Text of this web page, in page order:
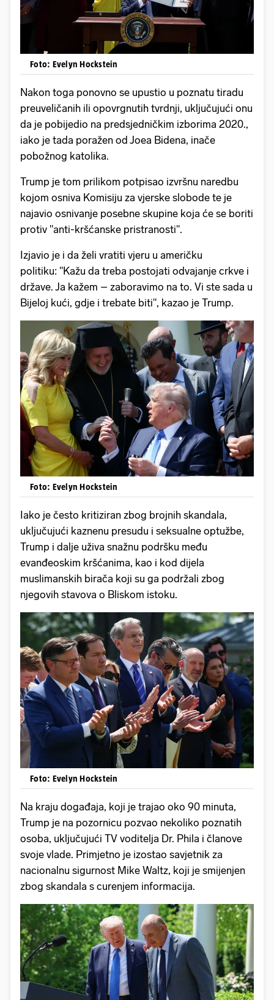
Foto: Evelyn Hockstein
Nakon toga ponovno se upustio u poznatu tiradu
preuveličanih ili opovrgnutih tvrdnji, uključujući onu
da je pobijedio na predsjedničkim izborima 2020.,
iako je tada poražen od Joea Bidena, inače
pobožnog katolika.
Trump je tom prilikom potpisao izvršnu naredbu
kojom osniva Komisiju za vjerske slobode te je
najavio osnivanje posebne skupine koja će se boriti
protiv "anti-kršćanske pristranosti".
Izjavio je i da želi vratiti vjeru u američku
politiku: "Kažu da treba postojati odvajanje crkve i
države. Ja kažem – zaboravimo na to. Vi ste sada u
Bijeloj kući, gdje i trebate biti", kazao je Trump.
Foto: Evelyn Hockstein
Iako je često kritiziran zbog brojnih skandala,
uključujući kaznenu presudu i seksualne optužbe,
Trump i dalje uživa snažnu podršku među
evanđeoskim kršćanima, kao i kod dijela
muslimanskih birača koji su ga podržali zbog
njegovih stavova o Bliskom istoku.
Foto: Evelyn Hockstein
Na kraju događaja, koji je trajao oko 90 minuta,
Trump je na pozornicu pozvao nekoliko poznatih
osoba, uključujući TV voditelja Dr. Phila i članove
svoje vlade. Primjetno je izostao savjetnik za
nacionalnu sigurnost Mike Waltz, koji je smijenjen
zbog skandala s curenjem informacija.